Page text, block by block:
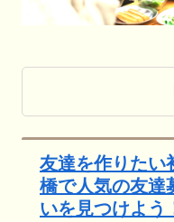
友達を作りたい
橋で人気の友達
いを見つけよう